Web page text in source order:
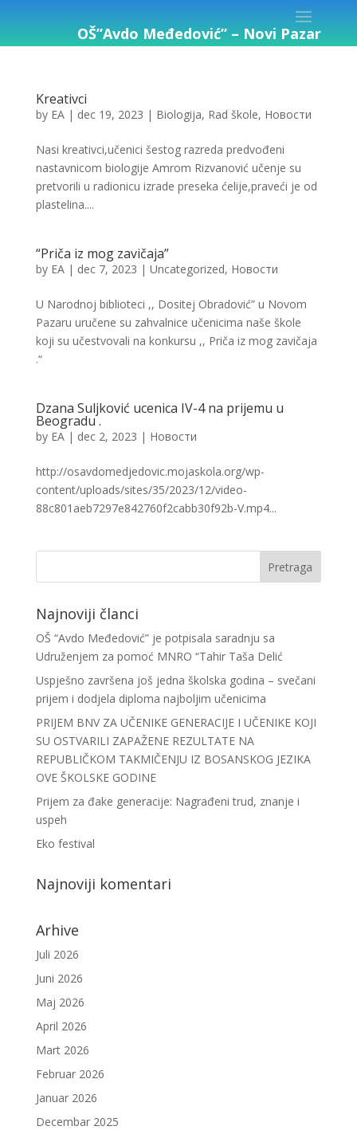
OŠ”Avdo Međedović” – Novi Pazar
Kreativci
by EA| dec 19, 2023 | Biologija, Rad škole, Новости
Nasi kreativci,učenici šestog razreda predvođeni
nastavnicom biologije Amrom Rizvanović učenje su
pretvorili u radionicu izrade preseka ćelije,praveći je od
plastelina....
“Priča iz mog zavičaja”
by EA| dec 7, 2023 | Uncategorized, Новости
U Narodnoj biblioteci ,, Dositej Obradović” u Novom
Pazaru uručene su zahvalnice učenicima naše škole
koji su učestvovali na konkursu ,, Priča iz mog zavičaja
.“
Dzana Suljković ucenica IV-4 na prijemu u
Beogradu .
by EA| dec 2, 2023 | Новости
http://osavdomedjedovic.mojaskola.org/wp-
content/uploads/sites/35/2023/12/video-
88c801aeb7297e842760f2cabb30f92b-V.mp4...
Najnoviji članci
OŠ “Avdo Međedović” je potpisala saradnju sa
Udruženjem za pomoć MNRO “Tahir Taša Delić
Uspješno završena još jedna školska godina – svečani
prijem i dodjela diploma najboljim učenicima
PRIJEM BNV ZA UČENIKE GENERACIJE I UČENIKE KOJI
SU OSTVARILI ZAPAŽENE REZULTATE NA
REPUBLIČKOM TAKMIČENJU IZ BOSANSKOG JEZIKA
OVE ŠKOLSKE GODINE
Prijem za đake generacije: Nagrađeni trud, znanje i
uspeh
Eko festival
Najnoviji komentari
Arhive
Juli 2026
Juni 2026
Maj 2026
April 2026
Mart 2026
Februar 2026
Januar 2026
Decembar 2025